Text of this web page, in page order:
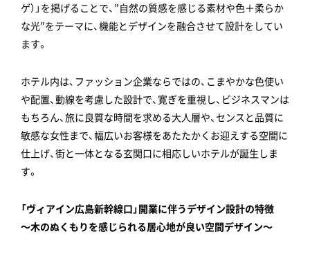
ゲ）」を掲げることで、”自然の質感を感じる素材や色＋柔らか
な光”をテーマに、機能とデザインを融合させて設計をしてい
ます。
ホテル内は、ファッション企業ならではの、こまやかな色使い
や配置、動線を考慮した設計で、寛ぎを重視し、ビジネスマンは
もちろん、旅に良質な時間を求める大人層や、センスと品質に
敏感な女性まで、幅広いお客様をあたたかくお迎えする空間に
仕上げ、街と一体となる玄関口に相応しいホテルが誕生しま
す。
「ヴィアイン広島新幹線口」開業に伴うデザイン設計の特徴
～木のぬくもりを感じられる居心地が良い空間デザイン～